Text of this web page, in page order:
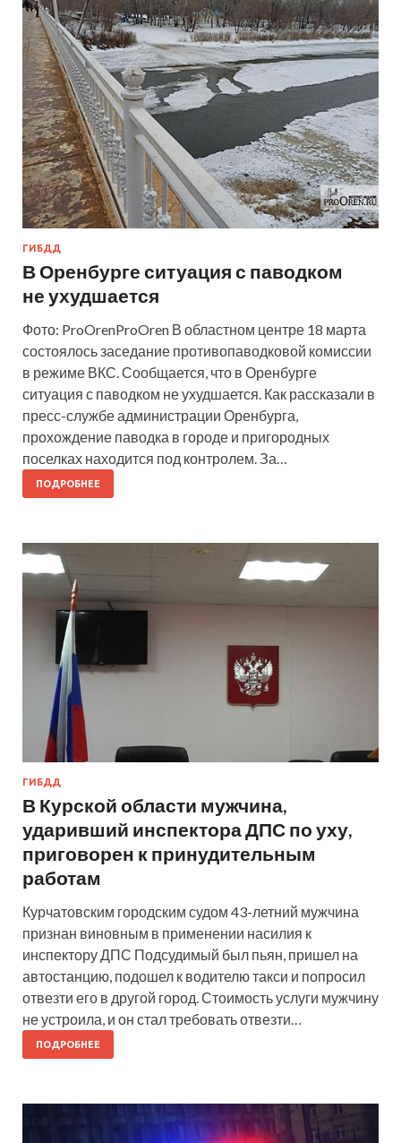
ГИБДД
В Оренбурге ситуация с паводком
не ухудшается
Фото: ProOrenProOren В областном центре 18 марта
состоялось заседание противопаводковой комиссии
в режиме ВКС. Сообщается, что в Оренбурге
ситуация с паводком не ухудшается. Как рассказали в
пресс-службе администрации Оренбурга,
прохождение паводка в городе и пригородных
поселках находится под контролем. За…
ПОДРОБНЕЕ
ГИБДД
В Курской области мужчина,
ударивший инспектора ДПС по уху,
приговорен к принудительным
работам
Курчатовским городским судом 43-летний мужчина
признан виновным в применении насилия к
инспектору ДПС Подсудимый был пьян, пришел на
автостанцию, подошел к водителю такси и попросил
отвезти его в другой город. Стоимость услуги мужчину
не устроила, и он стал требовать отвезти…
ПОДРОБНЕЕ